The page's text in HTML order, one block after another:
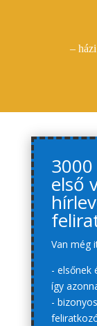
–
első
Van még
- elsőnek
így
-